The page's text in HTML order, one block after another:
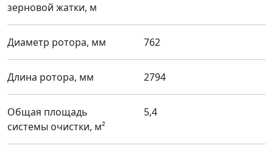
зерновой жатки, м
Диаметр ротора, мм 762
Длина ротора, мм 2794
Общая площадь
системы очистки, м²
5,4